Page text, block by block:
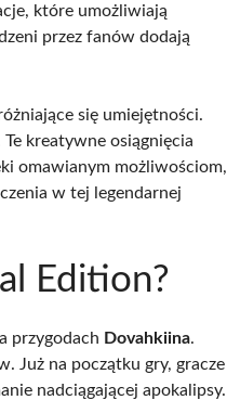
które umożliwiają
przez fanów dodają
się umiejętności.
kreatywne osiągnięcia
omawianym możliwościom,
w tej legendarnej
Edition?
przygodach Dovahkiina.
Już na początku gry, gracze
nadciągającej apokalipsy.